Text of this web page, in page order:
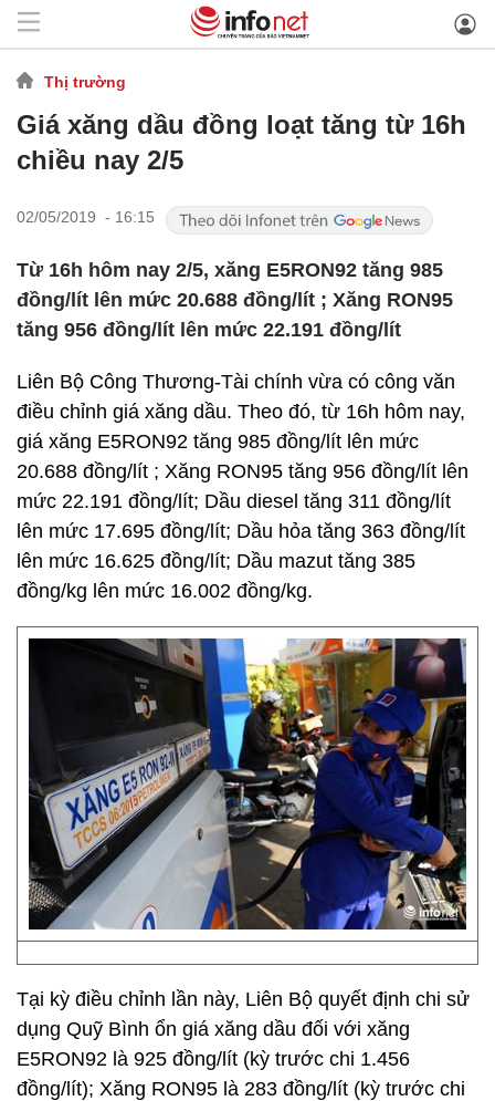
Thị trường
Giá xăng dầu đồng loạt tăng từ 16h
chiều nay 2/5
02/05/2019 - 16:15
Từ 16h hôm nay 2/5, xăng E5RON92 tăng 985
đồng/lít lên mức 20.688 đồng/lít ; Xăng RON95
tăng 956 đồng/lít lên mức 22.191 đồng/lít
Liên Bộ Công Thương-Tài chính vừa có công văn
điều chỉnh giá xăng dầu. Theo đó, từ 16h hôm nay,
giá xăng E5RON92 tăng 985 đồng/lít lên mức
20.688 đồng/lít ; Xăng RON95 tăng 956 đồng/lít lên
mức 22.191 đồng/lít; Dầu diesel tăng 311 đồng/lít
lên mức 17.695 đồng/lít; Dầu hỏa tăng 363 đồng/lít
lên mức 16.625 đồng/lít; Dầu mazut tăng 385
đồng/kg lên mức 16.002 đồng/kg.
Tại kỳ điều chỉnh lần này, Liên Bộ quyết định chi sử
dụng Quỹ Bình ổn giá xăng dầu đối với xăng
E5RON92 là 925 đồng/lít (kỳ trước chi 1.456
đồng/lít); Xăng RON95 là 283 đồng/lít (kỳ trước chi